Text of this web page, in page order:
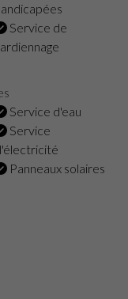
Service de
Service d'eau
Service
Panneaux solaires